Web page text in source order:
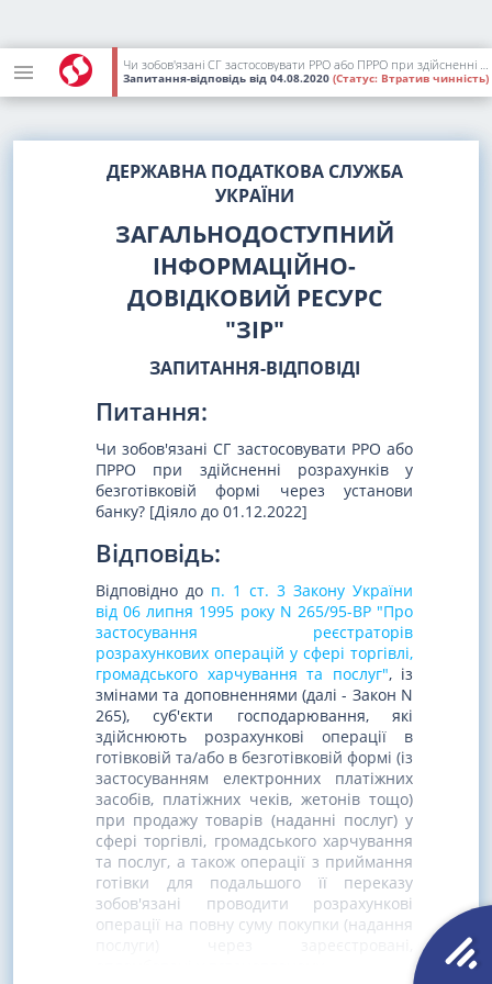
Чи зобов'язані СГ застосовувати РРО або ПРРО при здійсненні розрахунків у безготівковій формі через установи банку? [Діяло до 01.12.2022]
Запитання-відповідь від 04.08.2020 (Статус: Втратив чинність)
ДЕРЖАВНА ПОДАТКОВА СЛУЖБА
УКРАЇНИ
ЗАГАЛЬНОДОСТУПНИЙ
ІНФОРМАЦІЙНО-
ДОВІДКОВИЙ РЕСУРС
"ЗІР"
ЗАПИТАННЯ-ВІДПОВІДІ
Питання:
Чи зобов'язані СГ застосовувати РРО або
ПРРО при здійсненні розрахунків у
безготівковій формі через установи
банку? [Діяло до 01.12.2022]
Відповідь:
Відповідно до п. 1 ст. 3 Закону України
від 06 липня 1995 року N 265/95-ВР "Про
застосування реєстраторів
розрахункових операцій у сфері торгівлі,
громадського харчування та послуг", із
змінами та доповненнями (далі - Закон N
265), суб'єкти господарювання, які
здійснюють розрахункові операції в
готівковій та/або в безготівковій формі (із
застосуванням електронних платіжних
засобів, платіжних чеків, жетонів тощо)
при продажу товарів (наданні послуг) у
сфері торгівлі, громадського харчування
та послуг, а також операції з приймання
готівки для подальшого її переказу
зобов'язані проводити розрахункові
операції на повну суму покупки (надання